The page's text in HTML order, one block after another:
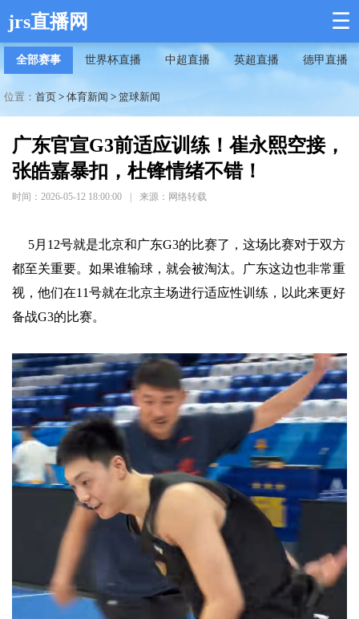
jrs直播网 ☰
全部赛事 世界杯直播 中超直播 英超直播 德甲直播
位置： 首页 > 体育新闻 > 篮球新闻
广东官宣G3前适应训练！崔永熙空接，
张皓嘉暴扣，杜锋情绪不错！
时间：2026-05-12 18:00:00 来源：网络转载
5月12号就是北京和广东G3的比赛了，这场比赛对于双方
都至关重要。如果谁输球，就会被淘汰。广东这边也非常重
视，他们在11号就在北京主场进行适应性训练，以此来更好
备战G3的比赛。